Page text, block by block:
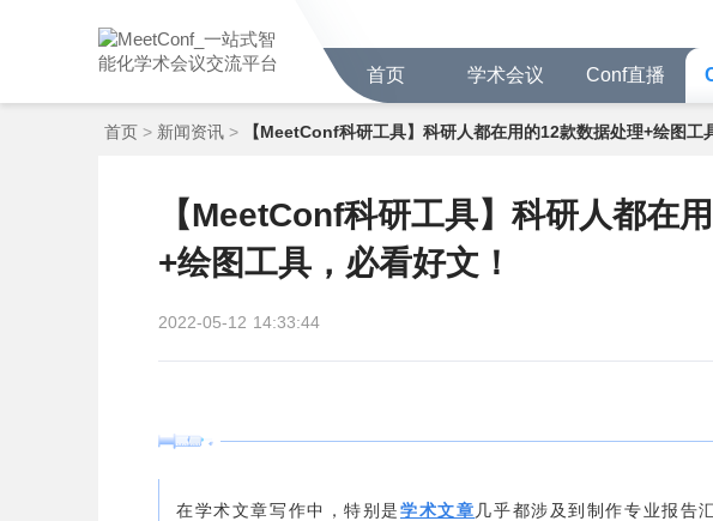
首页 学术会议 Conf直播
首页 > 新闻资讯 > 【MeetConf科研工具】科研人都在用的12款数据处理+绘图工
【MeetConf科研工具】科研人都在
+绘图工具，必看好文！
2022-05-12 14:33:44
在学术文章写作中，特别是学术文章 几乎都涉及到制作专业报告